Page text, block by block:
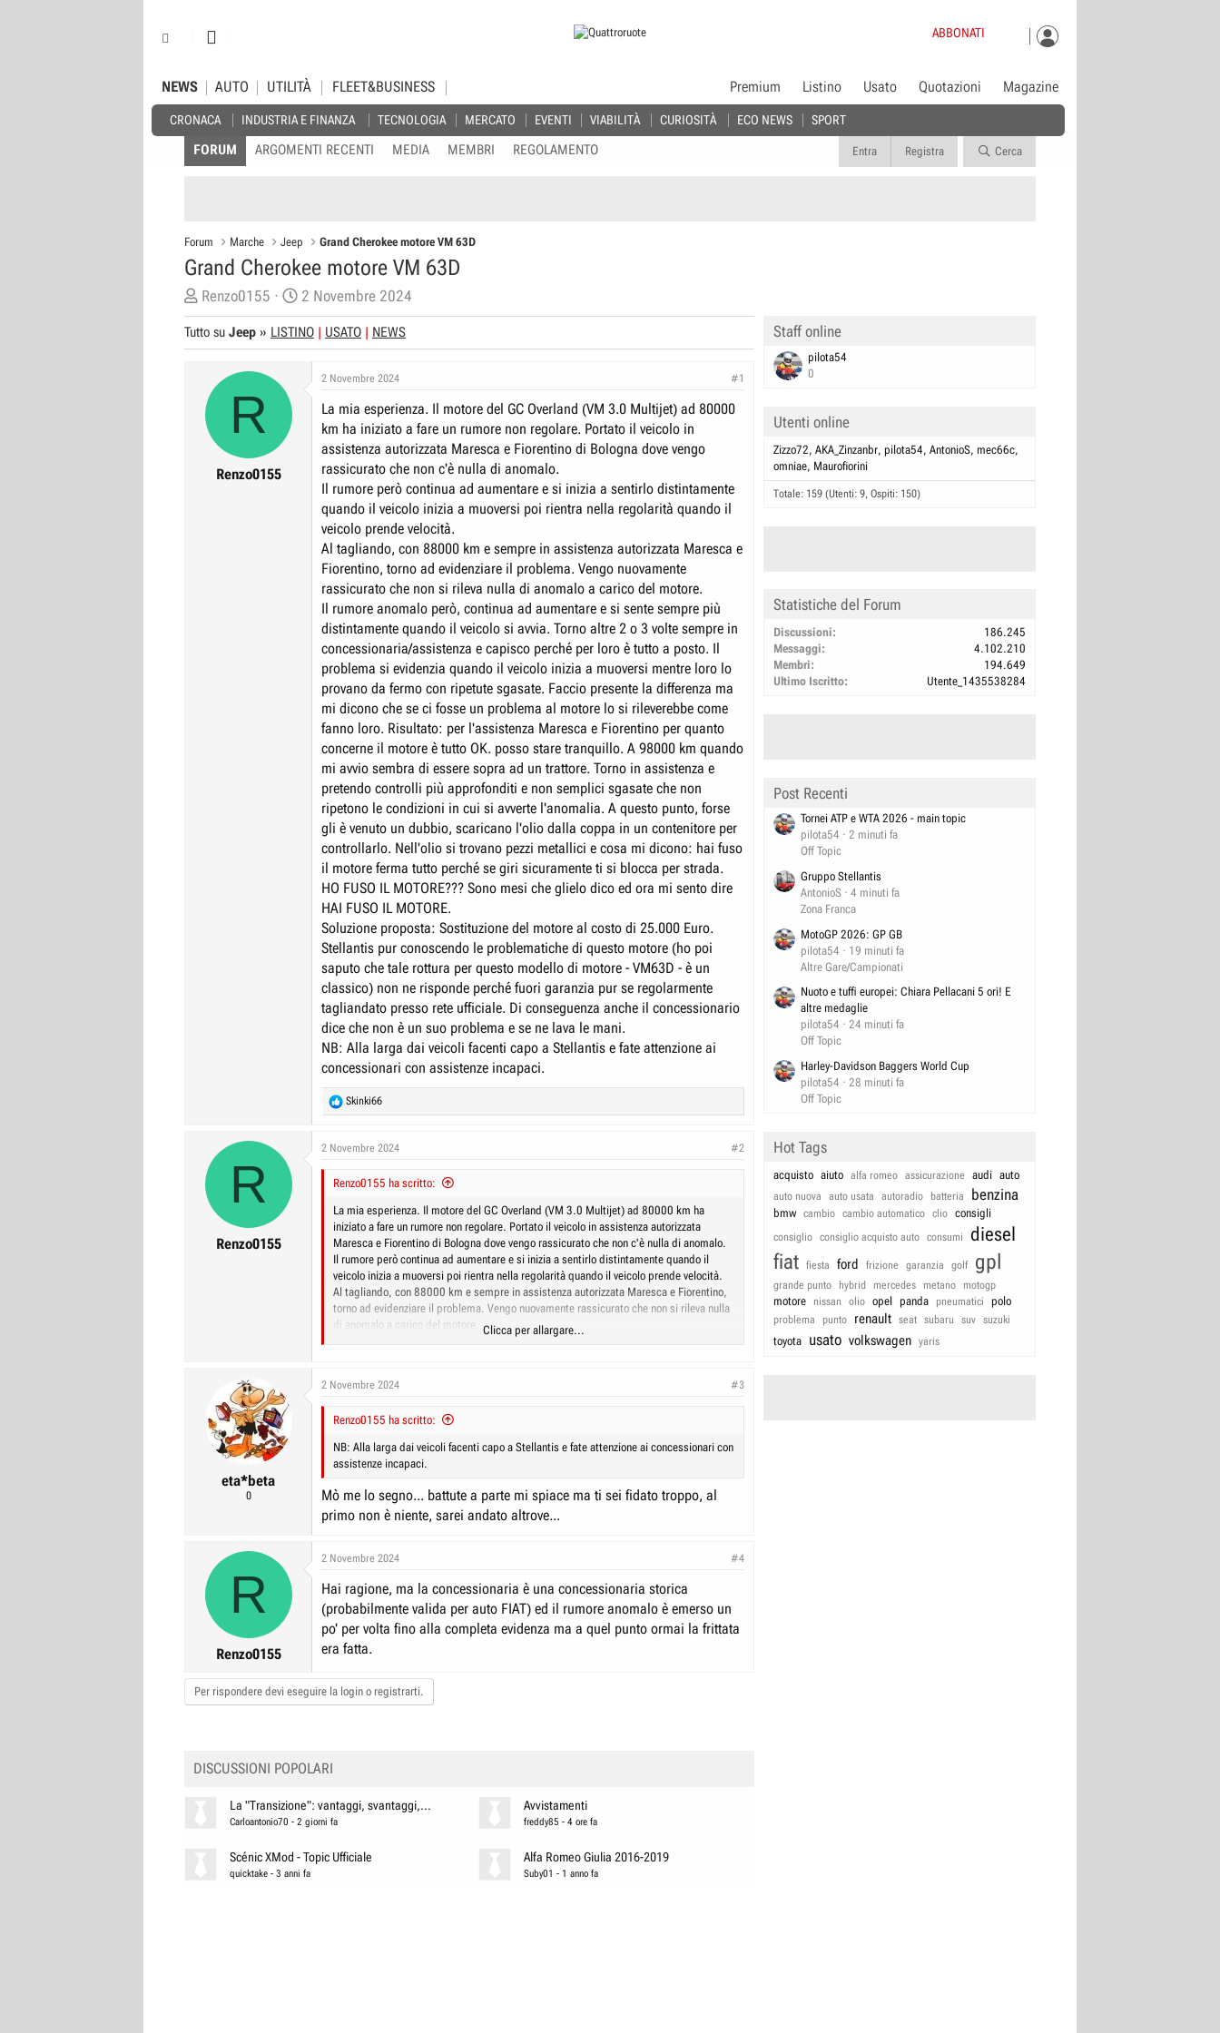
ABBONATI
NEWS
CRONACA INDUSTRIA E FINANZA TECNOLOGIA MERCATO EVENTI VIABILITÀ CURIOSITÀ ECO NEWS SPORT
AUTO UTILITÀ FLEET&BUSINESS Premium Listino Usato Quotazioni Magazine
FORUM ARGOMENTI RECENTI MEDIA MEMBRI REGOLAMENTO Entra Registra Cerca
Forum Marche Jeep Grand Cherokee motore VM 63D
Grand Cherokee motore VM 63D
C
r
e
o
Renzo0155
D
a
t
2 Novembre 2024
Tutto su Jeep » LISTINO USATO NEWS
R
Renzo0155
2 Novembre 2024 #1
La mia esperienza. Il motore del GC Overland (VM 3.0 Multijet) ad 80000
km ha iniziato a fare un rumore non regolare. Portato il veicolo in
assistenza autorizzata Maresca e Fiorentino di Bologna dove vengo
rassicurato che non c'è nulla di anomalo.
Il rumore però continua ad aumentare e si inizia a sentirlo distintamente
quando il veicolo inizia a muoversi poi rientra nella regolarità quando il
veicolo prende velocità.
Al tagliando, con 88000 km e sempre in assistenza autorizzata Maresca e
Fiorentino, torno ad evidenziare il problema. Vengo nuovamente
rassicurato che non si rileva nulla di anomalo a carico del motore.
Il rumore anomalo però, continua ad aumentare e si sente sempre più
distintamente quando il veicolo si avvia. Torno altre 2 o 3 volte sempre in
concessionaria/assistenza e capisco perché per loro è tutto a posto. Il
problema si evidenzia quando il veicolo inizia a muoversi mentre loro lo
provano da fermo con ripetute sgasate. Faccio presente la differenza ma
mi dicono che se ci fosse un problema al motore lo si rileverebbe come
fanno loro. Risultato: per l'assistenza Maresca e Fiorentino per quanto
concerne il motore è tutto OK. posso stare tranquillo. A 98000 km quando
mi avvio sembra di essere sopra ad un trattore. Torno in assistenza e
pretendo controlli più approfonditi e non semplici sgasate che non
ripetono le condizioni in cui si avverte l'anomalia. A questo punto, forse
gli è venuto un dubbio, scaricano l'olio dalla coppa in un contenitore per
controllarlo. Nell'olio si trovano pezzi metallici e cosa mi dicono: hai fuso
il motore ferma tutto perché se giri sicuramente ti si blocca per strada.
HO FUSO IL MOTORE??? Sono mesi che glielo dico ed ora mi sento dire
HAI FUSO IL MOTORE.
Soluzione proposta: Sostituzione del motore al costo di 25.000 Euro.
Stellantis pur conoscendo le problematiche di questo motore (ho poi
saputo che tale rottura per questo modello di motore - VM63D - è un
classico) non ne risponde perché fuori garanzia pur se regolarmente
tagliandato presso rete ufficiale. Di conseguenza anche il concessionario
dice che non è un suo problema e se ne lava le mani.
NB: Alla larga dai veicoli facenti capo a Stellantis e fate attenzione ai
concessionari con assistenze incapaci.
R
e
c
n
s
:
Skinki66
R
Renzo0155
2 Novembre 2024 #2
Renzo0155 ha scritto:
La mia esperienza. Il motore del GC Overland (VM 3.0 Multijet) ad 80000 km ha
iniziato a fare un rumore non regolare. Portato il veicolo in assistenza autorizzata
Maresca e Fiorentino di Bologna dove vengo rassicurato che non c'è nulla di anomalo.
Il rumore però continua ad aumentare e si inizia a sentirlo distintamente quando il
veicolo inizia a muoversi poi rientra nella regolarità quando il veicolo prende velocità.
Al tagliando, con 88000 km e sempre in assistenza autorizzata Maresca e Fiorentino,
torno ad evidenziare il problema. Vengo nuovamente rassicurato che non si rileva nulla
di anomalo a carico del motore.
Il rumore anomalo però, continua ad aumentare e si sente sempre più distintamente
a muoversi mentre loro lo provano da fermo con ripetute sgasate. Faccio presente la
fanno loro. Risultato: per l'assistenza Maresca e Fiorentino per quanto concerne il
motore è tutto OK. posso stare tranquillo. A 98000 km quando mi avvio sembra di
essere sopra ad un trattore. Torno in assistenza e pretendo controlli più approfonditi e
non semplici sgasate che non ripetono le condizioni in cui si avverte l'anomalia. A
questo punto, forse gli è venuto un dubbio, scaricano l'olio dalla coppa in un
contenitore per controllarlo. Nell'olio si trovano pezzi metallici e cosa mi dicono: hai
fuso il motore ferma tutto perché se giri sicuramente ti si blocca per strada. HO FUSO
Soluzione proposta: Sostituzione del motore al costo di 25.000 Euro.
rottura per questo modello di motore - VM63D - è un classico) non ne risponde perché
fuori garanzia pur se regolarmente tagliandato presso rete ufficiale. Di conseguenza
anche il concessionario dice che non è un suo problema e se ne lava le mani.
NB: Alla larga dai veicoli facenti capo a Stellantis e fate attenzione ai concessionari con
assistenze incapaci.
Clicca per allargare...
eta*beta
0
2 Novembre 2024 #3
Renzo0155 ha scritto:
NB: Alla larga dai veicoli facenti capo a Stellantis e fate attenzione ai concessionari con
assistenze incapaci.
Mò me lo segno... battute a parte mi spiace ma ti sei fidato troppo, al
primo non è niente, sarei andato altrove...
R
Renzo0155
2 Novembre 2024 #4
Hai ragione, ma la concessionaria è una concessionaria storica
(probabilmente valida per auto FIAT) ed il rumore anomalo è emerso un
po' per volta fino alla completa evidenza ma a quel punto ormai la frittata
era fatta.
Per rispondere devi eseguire la login o registrarti.
DISCUSSIONI POPOLARI
La "Transizione": vantaggi, svantaggi,...
Carloantonio70 - 2 giorni fa
Avvistamenti
freddy85 - 4 ore fa
Scénic XMod - Topic Ufficiale
quicktake - 3 anni fa
Alfa Romeo Giulia 2016-2019
Suby01 - 1 anno fa
Staff online
pilota54
0
Utenti online
Zizzo72 AKA_Zinzanbr pilota54 AntonioS mec66c
omniae Maurofiorini
Totale: 159 (Utenti: 9, Ospiti: 150)
Statistiche del Forum
Discussioni
186.245
Messaggi
4.102.210
Membri
194.649
Ultimo Iscritto
Utente_1435538284
Post Recenti
Tornei ATP e WTA 2026 - main topic
pilota54
2 minuti fa
Off Topic
Gruppo Stellantis
AntonioS
4 minuti fa
Zona Franca
MotoGP 2026: GP GB
pilota54
19 minuti fa
Altre Gare/Campionati
Nuoto e tuffi europei: Chiara Pellacani 5 ori! E
altre medaglie
pilota54
24 minuti fa
Off Topic
Harley-Davidson Baggers World Cup
pilota54
28 minuti fa
Off Topic
Hot Tags
acquisto aiuto alfa romeo assicurazione audi auto
auto nuova auto usata autoradio batteria benzina
bmw cambio cambio automatico clio consigli
consiglio consiglio acquisto auto consumi diesel
fiat fiesta ford frizione garanzia golf gpl
grande punto hybrid mercedes metano motogp
motore nissan olio opel panda pneumatici polo
problema punto renault seat subaru suv suzuki
toyota usato volkswagen yaris